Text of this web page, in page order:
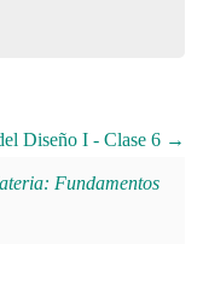
Diseño I - Clase 6
Fundamentos